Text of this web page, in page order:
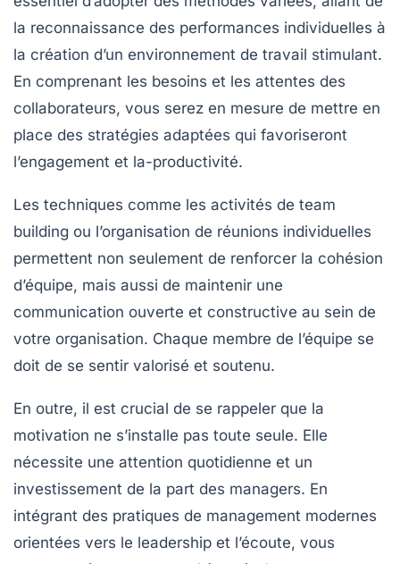
la reconnaissance des performances individuelles à
la création d’un environnement de travail stimulant.
En comprenant les besoins et les attentes des
collaborateurs, vous serez en mesure de mettre en
place des stratégies adaptées qui favoriseront
l’engagement et la-productivité.
Les techniques comme les activités de team
building ou l’organisation de réunions individuelles
permettent non seulement de renforcer la cohésion
d’équipe, mais aussi de maintenir une
communication ouverte et constructive au sein de
votre organisation. Chaque membre de l’équipe se
doit de se sentir valorisé et soutenu.
En outre, il est crucial de se rappeler que la
motivation ne s’installe pas toute seule. Elle
nécessite une attention quotidienne et un
investissement de la part des managers. En
intégrant des pratiques de management modernes
orientées vers le leadership et l’écoute, vous